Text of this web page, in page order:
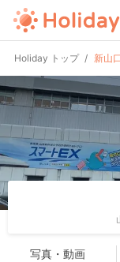
Holiday トップ 新山
写真・動画